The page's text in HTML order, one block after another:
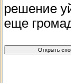
решение
еще